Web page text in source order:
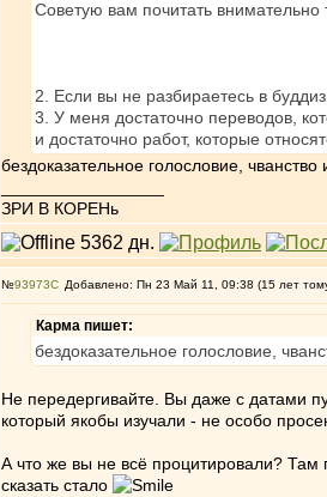
Советую вам почитать внимательно
2. Если вы не разбираетесь в
3. У меня достаточно переводов,
и достаточно работ, которые
бездоказательное голословие,
ЗРИ В КОРЕНь
№93973 Добавлено: Пн 23 Май 11, 09:38 (15 лет
Карма пишет:
бездоказательное голословие,
Не передергивайте. Вы даже с датами
который якобы изучали - не особо
А что же вы не всё процитировали? Там
сказать стало